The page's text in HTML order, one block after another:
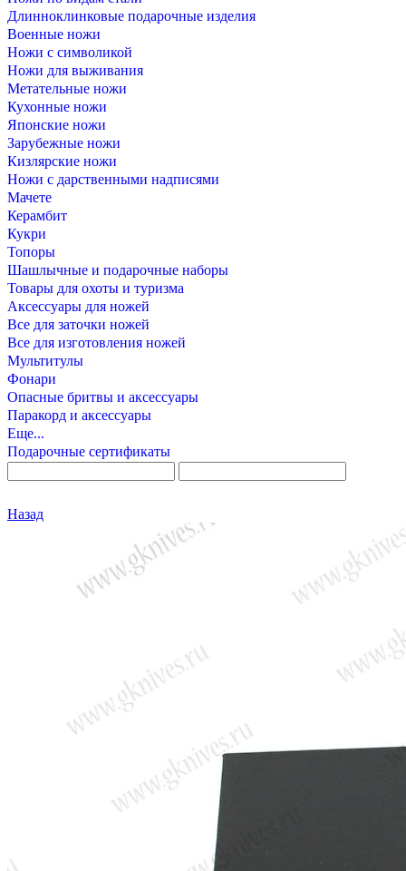
Длинноклинковые подарочные изделия
Военные ножи
Ножи с символикой
Ножи для выживания
Метательные ножи
Кухонные ножи
Японские ножи
Зарубежные ножи
Кизлярские ножи
Ножи с дарственными надписями
Мачете
Керамбит
Кукри
Топоры
Шашлычные и подарочные наборы
Товары для охоты и туризма
Аксессуары для ножей
Все для заточки ножей
Все для изготовления ножей
Мультитулы
Фонари
Опасные бритвы и аксессуары
Паракорд и аксессуары
Еще...
Подарочные сертификаты
Назад